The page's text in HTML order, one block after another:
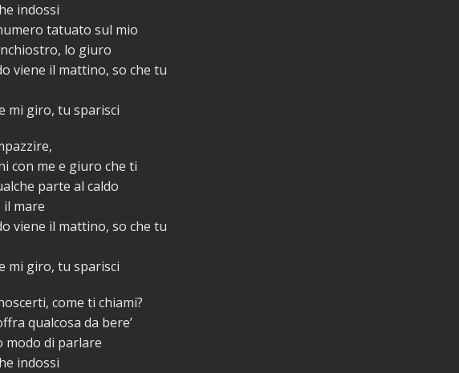
indossi
tatuato sul mio
lo giuro
viene il mattino, so che tu
mi giro, tu sparisci
con me e giuro che ti
parte al caldo
il mare
viene il mattino, so che tu
mi giro, tu sparisci
come ti chiami?
qualcosa da bere’
modo di parlare
indossi